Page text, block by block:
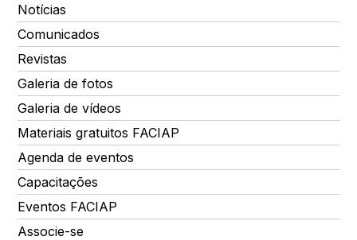
Notícias
Comunicados
Revistas
Galeria de fotos
Galeria de vídeos
Materiais gratuitos FACIAP
Agenda de eventos
Capacitações
Eventos FACIAP
Associe-se